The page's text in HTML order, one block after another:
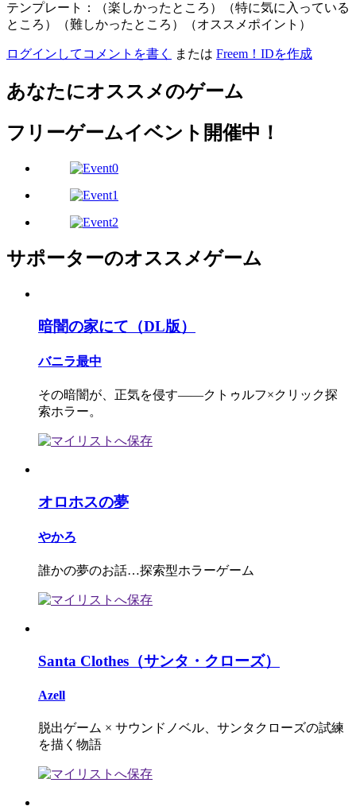
テンプレート：（楽しかったところ）（特に気に入っている
ところ）（難しかったところ）（オススメポイント）
ログインしてコメントを書く または Freem！IDを作成
あなたにオススメのゲーム
フリーゲームイベント開催中！
サポーターのオススメゲーム
暗闇の家にて（DL版）
バニラ最中
その暗闇が、正気を侵す――クトゥルフ×クリック探
索ホラー。
オロホスの夢
やかろ
誰かの夢のお話…探索型ホラーゲーム
Santa Clothes（サンタ・クローズ）
Azell
脱出ゲーム × サウンドノベル、サンタクローズの試練
を描く物語